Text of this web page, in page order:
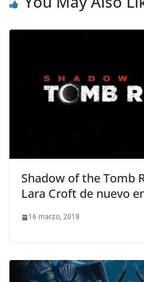
Shadow of the Tomb
Lara Croft de nuevo
16 marzo, 2018